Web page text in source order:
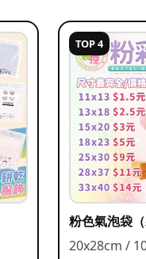
TOP 4
粉色氣泡袋（
20x28cm /